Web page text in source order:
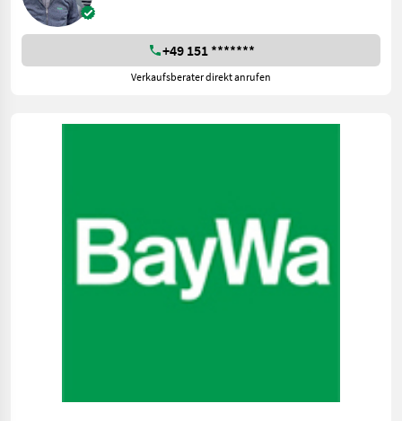
+49 151 *******
Verkaufsberater direkt anrufen